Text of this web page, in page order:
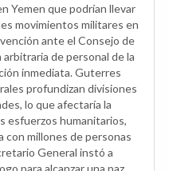
Yemen que podrían llevar
movimientos militares en
ante el Consejo de
de personal de la
inmediata. Guterres
profundizan divisiones
lo que afectaría la
esfuerzos humanitarios,
con millones de personas
General instó a
para alcanzar una paz